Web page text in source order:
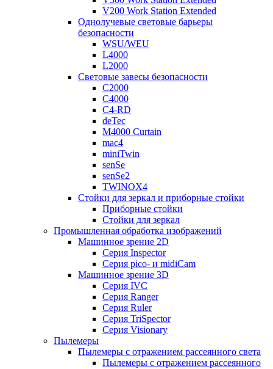
V200 Work Station Extended
Однолучевые световые барьеры
безопасности
WSU/WEU
L4000
L2000
Световые завесы безопасности
C2000
C4000
C4-RD
deTec
M4000 Curtain
mac4
miniTwin
senSe
senSe2
TWINOX4
Стойки для зеркал и приборные стойки
Приборные стойки
Стойки для зеркал
Промышленная обработка изображений
Машинное зрение 2D
Серия Inspector
Серия pico- и midiCam
Машинное зрение 3D
Серия IVC
Серия Ranger
Серия Ruler
Серия TriSpector
Серия Visionary
Пылемеры
Пылемеры с отражением рассеянного света
Пылемеры с отражением рассеянного